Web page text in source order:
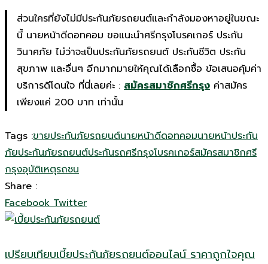
ส่วนใครที่ยังไม่มีประกันภัยรถยนต์และกำลังมองหาอยู่ในขณะ
นี้ นายหน้าดีดอทคอม ขอแนะนำศรีกรุงโบรคเกอร์ ประกัน
วินาศภัย ไม่ว่าจะเป็นประกันภัยรถยนต์ ประกันชีวิต ประกัน
สุขภาพ และอื่นๆ อีกมากมายให้คุณได้เลือกซื้อ ข้อเสนอคุ้มค่า
บริการดีโดนใจ ที่นี่เลยค่ะ : สมัครสมาชิกศรีกรุง ค่าสมัคร
เพียงแค่ 200 บาท เท่านั้น
Tags :ขายประกันภัยรถยนต์นายหน้าดีดอทคอมนายหน้าประกัน
ภัยประกันภัยรถยนต์ประกันรถศรีกรุงโบรคเกอร์สมัครสมาชิกศรี
กรุงอุบัติเหตุรถชน
Share :
Facebook TwitterGoogle+
LinkedIn
Share
via
เปรียบเทียบเบี้ยประกันภัยรถยนต์ออนไลน์ ราคาถูกใจคุณ